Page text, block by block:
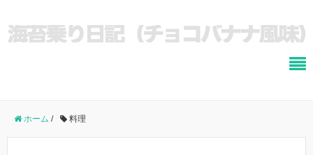
ホーム / 料理